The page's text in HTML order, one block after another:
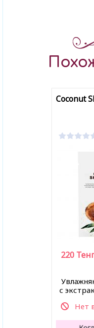
Coconut
с
Нет
220